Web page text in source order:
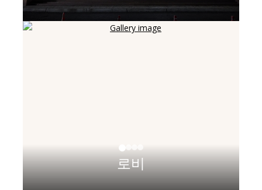
로비